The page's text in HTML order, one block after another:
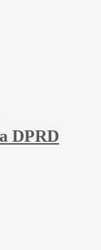
DPRD